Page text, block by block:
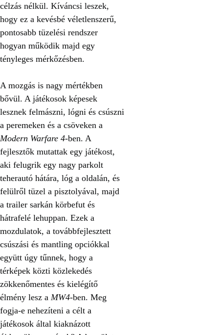
célzás nélkül. Kíváncsi leszek,
hogy ez a kevésbé véletlenszerű,
pontosabb tüzelési rendszer
hogyan működik majd egy
tényleges mérkőzésben.
A mozgás is nagy mértékben
bővül. A játékosok képesek
lesznek felmászni, lógni és csúszni
a peremeken és a csöveken a
Modern Warfare 4-ben. A
fejlesztők mutattak egy játékost,
aki felugrik egy nagy parkolt
teherautó hátára, lóg a oldalán, és
felülről tüzel a pisztolyával, majd
a trailer sarkán körbefut és
hátrafelé lehuppan. Ezek a
mozdulatok, a továbbfejlesztett
csúszási és mantling opciókkal
együtt úgy tűnnek, hogy a
térképek közti közlekedés
zökkenőmentes és kielégítő
élmény lesz a MW4-ben. Meg
fogja-e nehezíteni a célt a
játékosok által kiaknázott